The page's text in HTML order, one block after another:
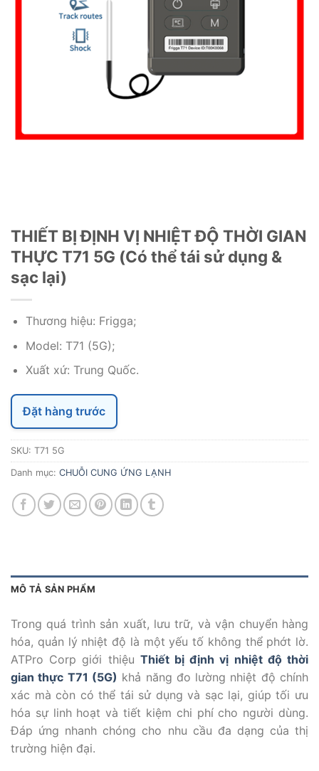
THIẾT BỊ ĐỊNH VỊ NHIỆT ĐỘ THỜI GIAN
THỰC T71 5G (Có thể tái sử dụng &
sạc lại)
Thương hiệu: Frigga;
Model: T71 (5G);
Xuất xứ: Trung Quốc.
Đặt hàng trước
SKU: T71 5G
Danh mục: CHUỖI CUNG ỨNG LẠNH
MÔ TẢ SẢN PHẨM
Trong quá trình sản xuất, lưu trữ, và vận chuyển hàng
hóa, quản lý nhiệt độ là một yếu tố không thể phớt lờ.
ATPro Corp giới thiệu Thiết bị định vị nhiệt độ thời
gian thực T71 (5G) khả năng đo lường nhiệt độ chính
xác mà còn có thể tái sử dụng và sạc lại, giúp tối ưu
hóa sự linh hoạt và tiết kiệm chi phí cho người dùng.
Đáp ứng nhanh chóng cho nhu cầu đa dạng của thị
trường hiện đại.